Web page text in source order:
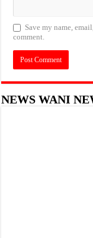
Save my name,
comment.
NEWS WANI